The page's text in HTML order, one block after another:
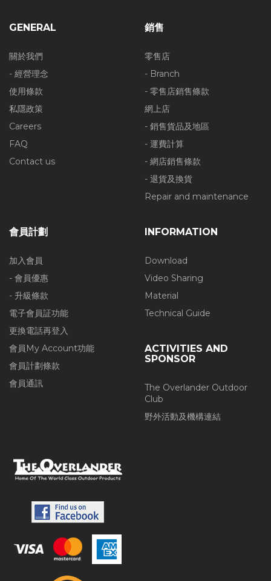
GENERAL
關於我們
- 經營理念
使用條款
私隱政策
Careers
FAQ
Contact us
銷售
零售店
- Branch
- 零售店銷售條款
網上店
- 銷售貨品及地區
- 運費計算
- 網店銷售條款
- 退貨及換貨
Repair and maintenance
會員計劃
加入會員
- 會員優惠
- 升級條款
電子會員証功能
更換電話再登入
會員My Account功能
會員計劃條款
會員通訊
INFORMATION
Download
Video Sharing
Material
Technical Guide
ACTIVITIES AND
SPONSOR
The Overlander Outdoor
Club
野外活動及機構連結